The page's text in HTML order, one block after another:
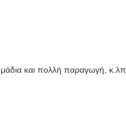
και πολλή παραγωγή, κ.λπ.